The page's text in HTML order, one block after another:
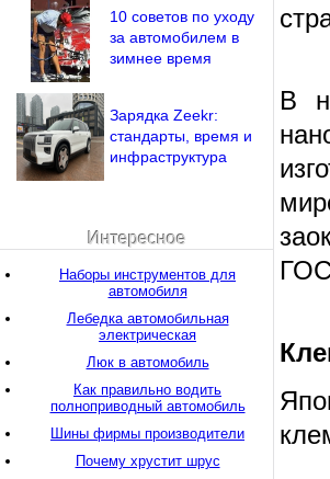
В
10 советов по уходу
за автомобилем в
зимнее время
Зарядка Zeekr:
стандарты, время и
инфраструктура
Интересное
Наборы инструментов для
автомобиля
Лебедка автомобильная
электрическая
Люк в автомобиль
Как правильно водить
полноприводный автомобиль
Шины фирмы производители
Почему хрустит шрус